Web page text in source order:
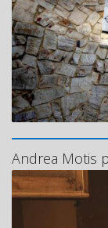
Andrea Motis